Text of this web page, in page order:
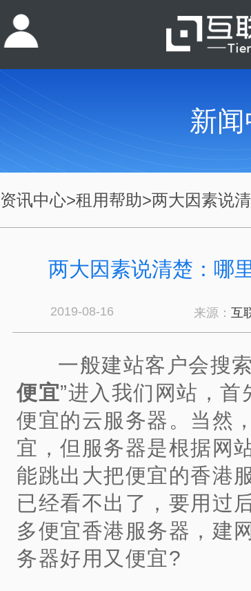
新
资讯中心>租用帮助>两大因素说
两大因素说清楚：哪
2019-08-16 来源： 互
一般建站客户会搜
便宜”进入我们网站，
便宜的云服务器。当然
宜，但服务器是根据网
能跳出大把便宜的香港
已经看不出了，要用过
多便宜香港服务器，建
务器好用又便宜?